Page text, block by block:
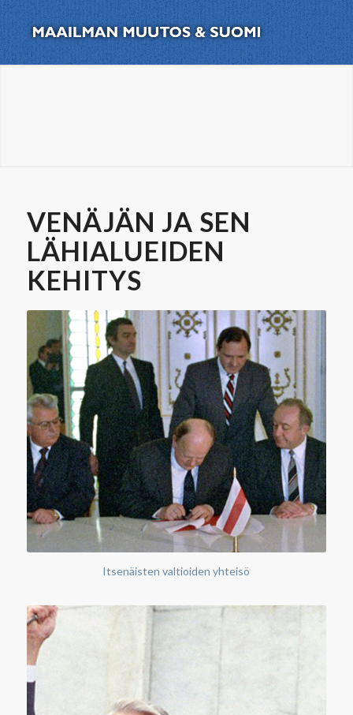
VENÄJÄN JA SEN
LÄHIALUEIDEN
KEHITYS
Itsenäisten valtioiden yhteisö